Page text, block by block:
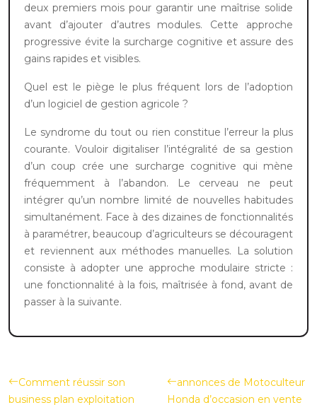
deux premiers mois pour garantir une maîtrise solide
avant d’ajouter d’autres modules. Cette approche
progressive évite la surcharge cognitive et assure des
gains rapides et visibles.
Quel est le piège le plus fréquent lors de l’adoption
d’un logiciel de gestion agricole ?
Le syndrome du tout ou rien constitue l’erreur la plus
courante. Vouloir digitaliser l’intégralité de sa gestion
d’un coup crée une surcharge cognitive qui mène
fréquemment à l’abandon. Le cerveau ne peut
intégrer qu’un nombre limité de nouvelles habitudes
simultanément. Face à des dizaines de fonctionnalités
à paramétrer, beaucoup d’agriculteurs se découragent
et reviennent aux méthodes manuelles. La solution
consiste à adopter une approche modulaire stricte :
une fonctionnalité à la fois, maîtrisée à fond, avant de
passer à la suivante.
Comment réussir son
business plan exploitation
annonces de Motoculteur
Honda d’occasion en vente